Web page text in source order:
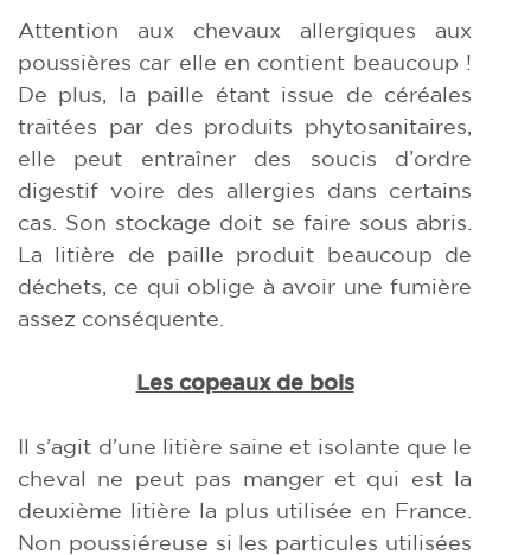
Attention aux chevaux allergiques aux
poussières car elle en contient beaucoup !
De plus, la paille étant issue de céréales
traitées par des produits phytosanitaires,
elle peut entraîner des soucis d’ordre
digestif voire des allergies dans certains
cas. Son stockage doit se faire sous abris.
La litière de paille produit beaucoup de
déchets, ce qui oblige à avoir une fumière
assez conséquente.
Les copeaux de bois
Il s’agit d’une litière saine et isolante que le
cheval ne peut pas manger et qui est la
deuxième litière la plus utilisée en France.
Non poussiéreuse si les particules utilisées